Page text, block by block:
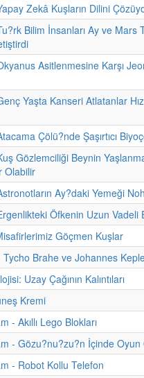
Zekâ Kuşların Dilini
Bilim İnsanları Ay ve Mars
Asitlenmesine Karşı
Yaşta Kanseri Atlatanlar
Çölü?nde Şaşırtıcı
Gözlemciliği Beynin
Olabilir
Ay?daki Yemeği
Öfkenin Uzun Vadeli
Göçmen Kuşlar
Tycho Brahe ve Johannes
Uzay Çağının Kalıntıları
Kremi
- Akıllı Lego Blokları
- Gözu?nu?zu?n İçinde Oyun
- Robot Kollu Telefon